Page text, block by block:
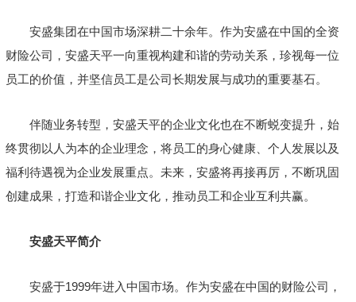
安盛集团在中国市场深耕二十余年。作为安盛在中国的全资
财险公司，安盛天平一向重视构建和谐的劳动关系，珍视每一位
员工的价值，并坚信员工是公司长期发展与成功的重要基石。
伴随业务转型，安盛天平的企业文化也在不断蜕变提升，始
终贯彻以人为本的企业理念，将员工的身心健康、个人发展以及
福利待遇视为企业发展重点。未来，安盛将再接再厉，不断巩固
创建成果，打造和谐企业文化，推动员工和企业互利共赢。
安盛天平简介
安盛于1999年进入中国市场。作为安盛在中国的财险公司，